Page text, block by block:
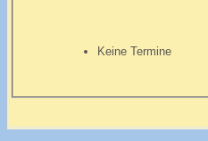
Keine Termine